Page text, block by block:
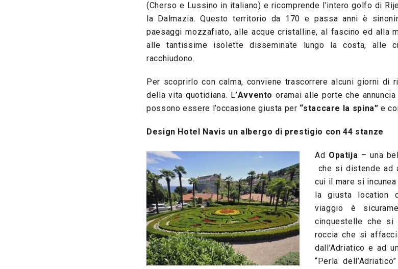
(Cherso e Lussino in italiano) e ricomprende l’intero golfo di
la Dalmazia. Questo territorio da 170 e passa anni è
paesaggi mozzafiato, alle acque cristalline, al fascino ed alla
alle tantissime isolette disseminate lungo la costa, alle
racchiudono.
Per scoprirlo con calma, conviene trascorrere alcuni giorni di
della vita quotidiana. L’Avvento oramai alle porte che
possono essere l’occasione giusta per “staccare la spina” e
Design Hotel Navis un albergo di prestigio con 44 stanze
Ad Opatija – una
che si distende ad
cui il mare si incunea
la giusta location
viaggio è
cinquestelle che si
roccia che si
dall’Adriatico e ad
“Perla